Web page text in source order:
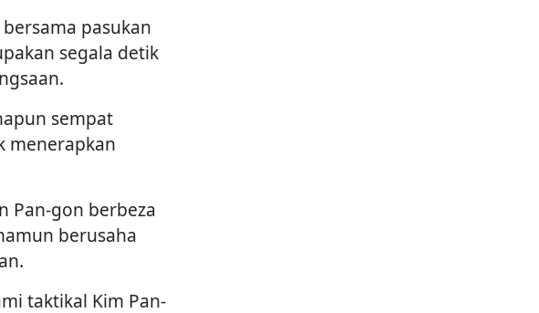
pasukan
segala detik
sempat
menerapkan
Pan-gon berbeza
berusaha
taktikal Kim Pan-